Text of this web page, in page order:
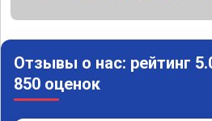
Отзывы о нас: рейтинг
850 оценок